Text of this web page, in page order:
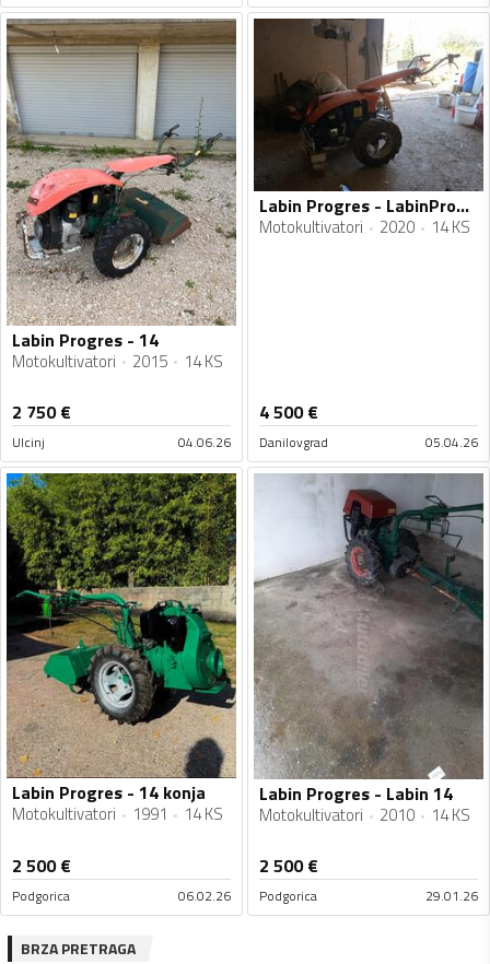
Labin Progres - 14
Motokultivatori 2015 14 KS
2 750€
Ulcinj 04.06.26
Labin Progres - LabinProgres
Motokultivatori 2020 14 KS
4 500€
Danilovgrad 05.04.26
Labin Progres - 14 konja
Motokultivatori 1991 14 KS
2 500€
Podgorica 06.02.26
Labin Progres - Labin 14
Motokultivatori 2010 14 KS
2 500€
Podgorica 29.01.26
BRZA PRETRAGA